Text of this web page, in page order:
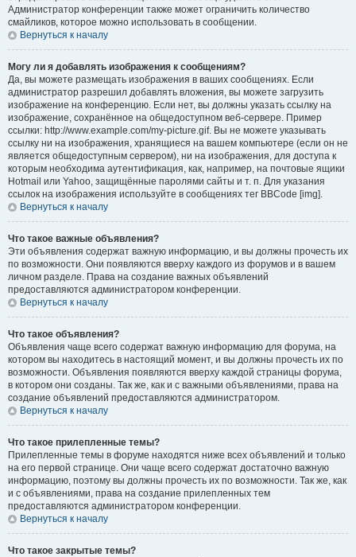
Администратор конференции также может ограничить количество
смайликов, которое можно использовать в сообщении.
Вернуться к началу
Могу ли я добавлять изображения к сообщениям?
Да, вы можете размещать изображения в ваших сообщениях. Если
администратор разрешил добавлять вложения, вы можете загрузить
изображение на конференцию. Если нет, вы должны указать ссылку на
изображение, сохранённое на общедоступном веб-сервере. Пример
ссылки: http://www.example.com/my-picture.gif. Вы не можете указывать
ссылку ни на изображения, хранящиеся на вашем компьютере (если он не
является общедоступным сервером), ни на изображения, для доступа к
которым необходима аутентификация, как, например, на почтовые ящики
Hotmail или Yahoo, защищённые паролями сайты и т. п. Для указания
ссылок на изображения используйте в сообщениях тег BBCode [img].
Вернуться к началу
Что такое важные объявления?
Эти объявления содержат важную информацию, и вы должны прочесть их
по возможности. Они появляются вверху каждого из форумов и в вашем
личном разделе. Права на создание важных объявлений
предоставляются администратором конференции.
Вернуться к началу
Что такое объявления?
Объявления чаще всего содержат важную информацию для форума, на
котором вы находитесь в настоящий момент, и вы должны прочесть их по
возможности. Объявления появляются вверху каждой страницы форума,
в котором они созданы. Так же, как и с важными объявлениями, права на
создание объявлений предоставляются администратором.
Вернуться к началу
Что такое прилепленные темы?
Прилепленные темы в форуме находятся ниже всех объявлений и только
на его первой странице. Они чаще всего содержат достаточно важную
информацию, поэтому вы должны прочесть их по возможности. Так же, как
и с объявлениями, права на создание прилепленных тем
предоставляются администратором конференции.
Вернуться к началу
Что такое закрытые темы?